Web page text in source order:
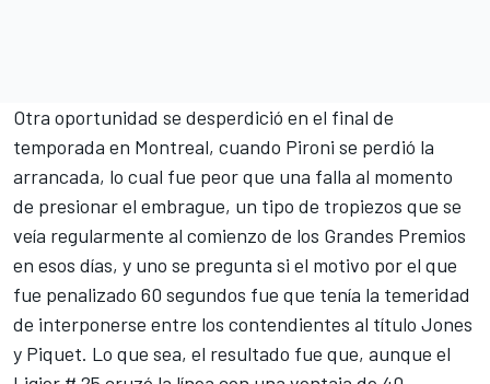
Otra oportunidad se desperdició en el final de
temporada en Montreal, cuando Pironi se perdió la
arrancada, lo cual fue peor que una falla al momento
de presionar el embrague, un tipo de tropiezos que se
veía regularmente al comienzo de los Grandes Premios
en esos días, y uno se pregunta si el motivo por el que
fue penalizado 60 segundos fue que tenía la temeridad
de interponerse entre los contendientes al título Jones
y Piquet. Lo que sea, el resultado fue que, aunque el